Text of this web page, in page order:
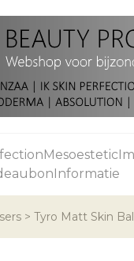
Mesoestetic
Informatie
> Tyro Matt Skin